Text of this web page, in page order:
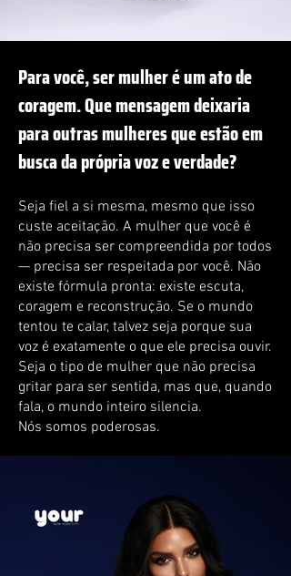
Para você, ser mulher é um ato de
coragem. Que mensagem deixaria
para outras mulheres que estão em
busca da própria voz e verdade?
Seja fiel a si mesma, mesmo que isso
custe aceitação. A mulher que você é
não precisa ser compreendida por todos
— precisa ser respeitada por você. Não
existe fórmula pronta: existe escuta,
coragem e reconstrução. Se o mundo
tentou te calar, talvez seja porque sua
voz é exatamente o que ele precisa ouvir.
Seja o tipo de mulher que não precisa
gritar para ser sentida, mas que, quando
fala, o mundo inteiro silencia.
Nós somos poderosas.